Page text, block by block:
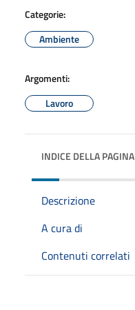
Categorie:
Ambiente
Argomenti:
Lavoro
INDICE DELLA PAGINA
Descrizione
A cura di
Contenuti correlati